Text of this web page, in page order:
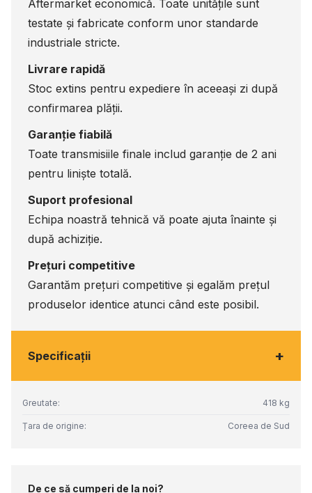
Aftermarket economică. Toate unitățile sunt
testate și fabricate conform unor standarde
industriale stricte.
Livrare rapidă
Stoc extins pentru expediere în aceeași zi după
confirmarea plății.
Garanție fiabilă
Toate transmisiile finale includ garanție de 2 ani
pentru liniște totală.
Suport profesional
Echipa noastră tehnică vă poate ajuta înainte și
după achiziție.
Prețuri competitive
Garantăm prețuri competitive și egalăm prețul
produselor identice atunci când este posibil.
Specificaţii +
Greutate: 418 kg
Țara de origine: Coreea de Sud
De ce să cumperi de la noi?